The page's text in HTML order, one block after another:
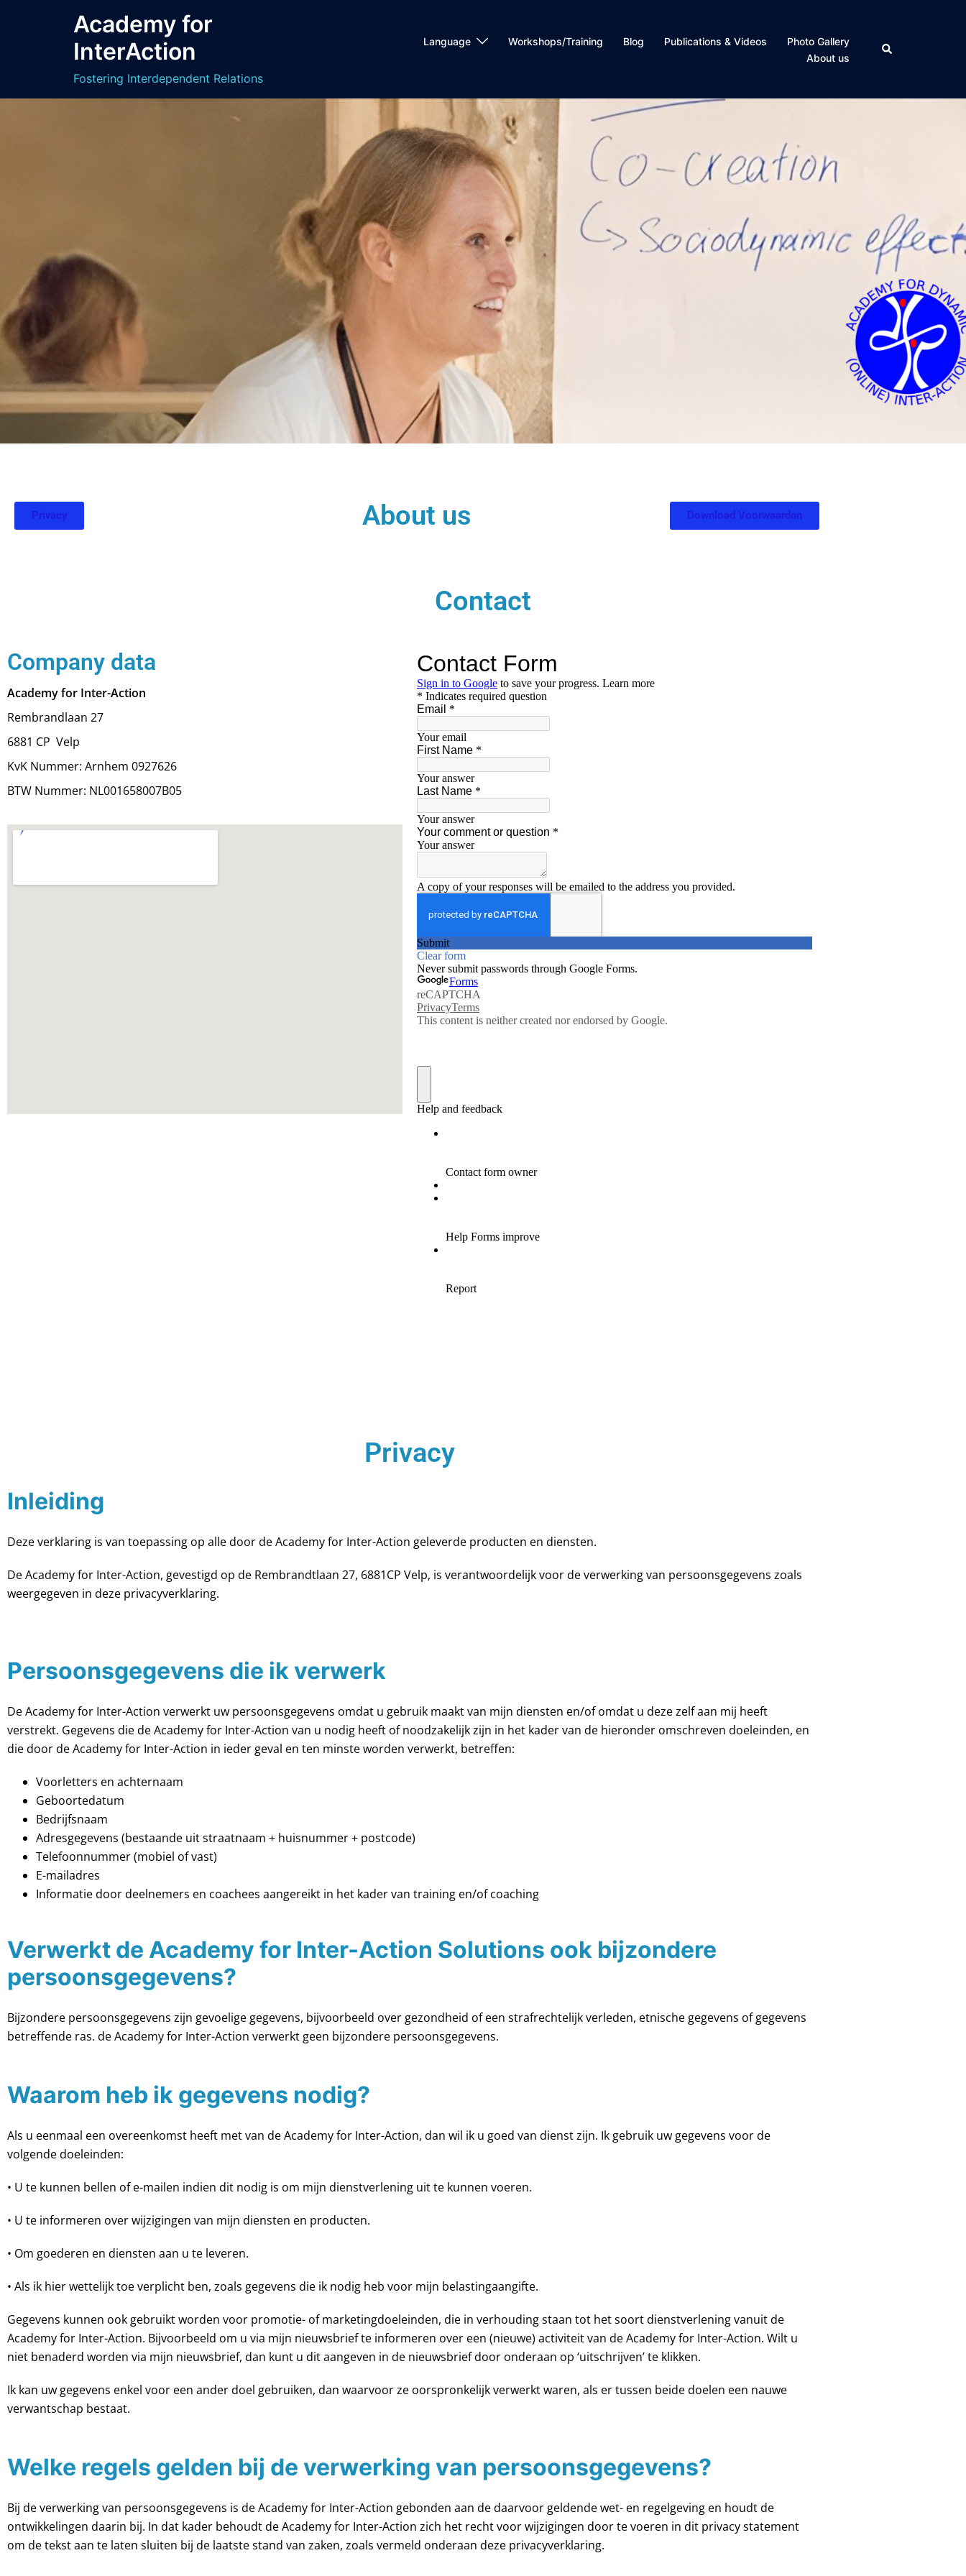
Academy for
InterAction
Fostering Interdependent Relations
Language Workshops/Training Blog Publications & Videos
Photo Gallery
About us
Privacy About us Download Voorwaarden
Contact
Company data
Academy for Inter-Action
Rembrandlaan 27
6881 CP Velp
KvK Nummer: Arnhem 0927626
BTW Nummer: NL001658007B05
Privacy
Inleiding
Deze verklaring is van toepassing op alle door de Academy for Inter-Action geleverde producten en diensten.
De Academy for Inter-Action, gevestigd op de Rembrandtlaan 27, 6881CP Velp, is verantwoordelijk voor de verwerking van persoonsgegevens zoals
weergegeven in deze privacyverklaring.
Persoonsgegevens die ik verwerk
De Academy for Inter-Action verwerkt uw persoonsgegevens omdat u gebruik maakt van mijn diensten en/of omdat u deze zelf aan mij heeft
verstrekt. Gegevens die de Academy for Inter-Action van u nodig heeft of noodzakelijk zijn in het kader van de hieronder omschreven doeleinden, en
die door de Academy for Inter-Action in ieder geval en ten minste worden verwerkt, betreffen:
Voorletters en achternaam
Geboortedatum
Bedrijfsnaam
Adresgegevens (bestaande uit straatnaam + huisnummer + postcode)
Telefoonnummer (mobiel of vast)
E-mailadres
Informatie door deelnemers en coachees aangereikt in het kader van training en/of coaching
Verwerkt de Academy for Inter-Action Solutions ook bijzondere
persoonsgegevens?
Bijzondere persoonsgegevens zijn gevoelige gegevens, bijvoorbeeld over gezondheid of een strafrechtelijk verleden, etnische gegevens of gegevens
betreffende ras. de Academy for Inter-Action verwerkt geen bijzondere persoonsgegevens.
Waarom heb ik gegevens nodig?
Als u eenmaal een overeenkomst heeft met van de Academy for Inter-Action, dan wil ik u goed van dienst zijn. Ik gebruik uw gegevens voor de
volgende doeleinden:
• U te kunnen bellen of e-mailen indien dit nodig is om mijn dienstverlening uit te kunnen voeren.
• U te informeren over wijzigingen van mijn diensten en producten.
• Om goederen en diensten aan u te leveren.
• Als ik hier wettelijk toe verplicht ben, zoals gegevens die ik nodig heb voor mijn belastingaangifte.
Gegevens kunnen ook gebruikt worden voor promotie- of marketingdoeleinden, die in verhouding staan tot het soort dienstverlening vanuit de
Academy for Inter-Action. Bijvoorbeeld om u via mijn nieuwsbrief te informeren over een (nieuwe) activiteit van de Academy for Inter-Action. Wilt u
niet benaderd worden via mijn nieuwsbrief, dan kunt u dit aangeven in de nieuwsbrief door onderaan op ‘uitschrijven’ te klikken.
Ik kan uw gegevens enkel voor een ander doel gebruiken, dan waarvoor ze oorspronkelijk verwerkt waren, als er tussen beide doelen een nauwe
verwantschap bestaat.
Welke regels gelden bij de verwerking van persoonsgegevens?
Bij de verwerking van persoonsgegevens is de Academy for Inter-Action gebonden aan de daarvoor geldende wet- en regelgeving en houdt de
ontwikkelingen daarin bij. In dat kader behoudt de Academy for Inter-Action zich het recht voor wijzigingen door te voeren in dit privacy statement
om de tekst aan te laten sluiten bij de laatste stand van zaken, zoals vermeld onderaan deze privacyverklaring.